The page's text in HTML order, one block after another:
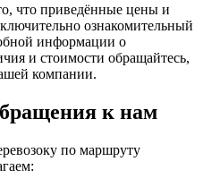
что приведённые цены и
ознакомительный
информации о
и стоимости обращайтесь,
компании.
к нам
по маршруту